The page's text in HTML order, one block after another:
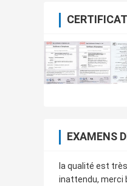
CERTIFICAT
EXAMENS
la qualité est
inattendu, merci